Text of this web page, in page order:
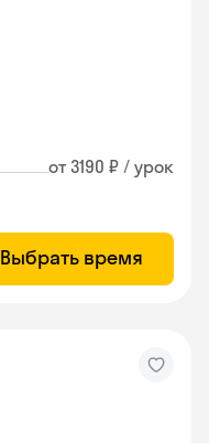
от 3190 ₽ / урок
Выбрать время